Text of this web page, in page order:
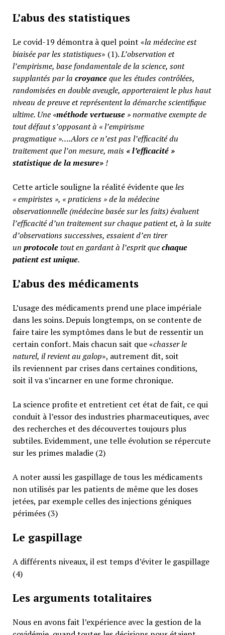
L’abus des statistiques
Le covid-19 démontra à quel point «la médecine est
biaisée par les statistiques» (1).L’observation et
l’empirisme, base fondamentale de la science, sont
supplantés par la croyanceque les études contrôlées,
randomisées en double aveugle, apporteraient le plus haut
niveau de preuve et représentent la démarche scientifique
ultime. Une «méthode vertueuse» normative exempte de
tout défaut s’opposant à « l’empirisme
pragmatique »….Alors ce n’est pas l’efficacité du
traitement que l’on mesure, mais «l’efficacité »
statistique de la mesure» !
Cette article souligne la réalité évidente queles
« empiristes », « praticiens » de la médecine
observationnelle (médecine basée sur les faits) évaluent
l’efficacité d’un traitement sur chaque patient et, à la suite
d’observations successives, essaient d’en tirer
un protocoletout en gardant à l’esprit quechaque
patient est unique.
L’abus des médicaments
L’usage des médicaments prend une place impériale
dans les soins. Depuis longtemps, on se contente de
faire taire les symptômes dans le but de ressentir un
certain confort. Mais chacun sait que «chasser le
naturel, il revient au galop», autrement dit, soit
ils reviennent par crises dans certaines conditions,
soit il va s’incarner en une forme chronique.
La science profite et entretient cet état de fait, ce qui
conduit à l’essor des industries pharmaceutiques, avec
des recherches et des découvertes toujours plus
subtiles. Evidemment, une telle évolution se répercute
sur les primes maladie (2)
A noter aussi les gaspillage de tous les médicaments
non utilisés par les patients de même que les doses
jetées, par exemple celles des injections géniques
périmées (3)
Le gaspillage
A différents niveaux, il est temps d’éviter le gaspillage
(4)
Les arguments totalitaires
Nous en avons fait l’expérience avec la gestion de la